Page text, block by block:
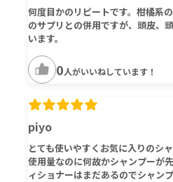
何度目かのリピートです。柑橘系
のサプリとの併用ですが、頭皮、
います。
0人がいいねしています！
piyo
とても使いやすくお気に入りのシ
使用量なのに何故かシャンプーが
ィショナーはまだあるのでシャン